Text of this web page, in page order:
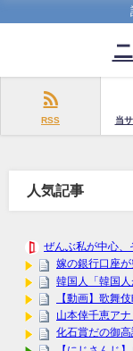
RSS 当
人気記事